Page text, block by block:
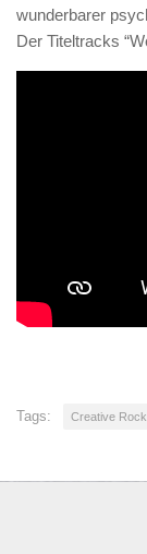
wunderbarer
Der Titeltracks
Tags: Creative Rock